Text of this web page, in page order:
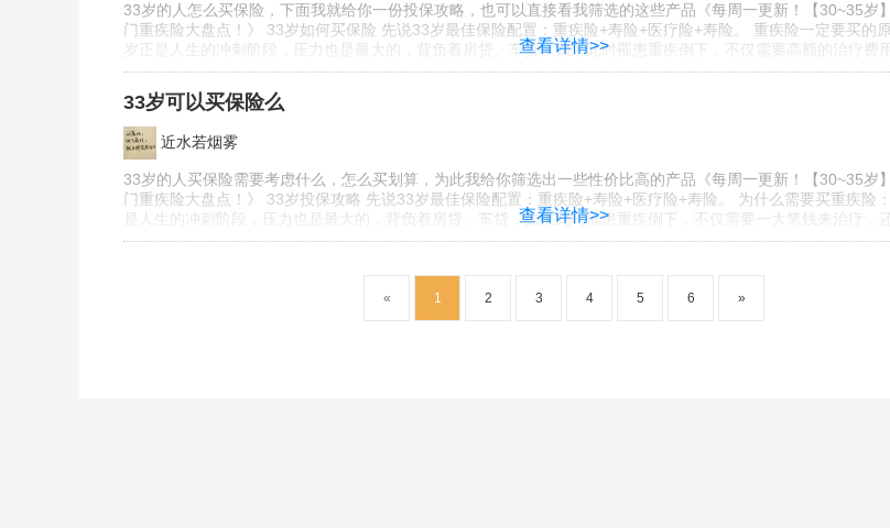
查看详情>>
33岁的人怎么买保险，下面我就给你一份投保攻略，也可以直接看我筛选的这些产品《每周一更新！【30~35岁
门重疾险大盘点！》 33岁如何买保险 先说33岁最佳保险配置：重疾险+寿险+医疗险+寿险。 重疾险一定要买的
岁正是人生的冲刺阶段，压力也是最大的，背负着房贷、车贷，如果此时罹患重疾倒下，不仅需要高额的治疗费
33岁可以买保险么
近水若烟雾
查看详情>>
33岁的人买保险需要考虑什么，怎么买划算，为此我给你筛选出一些性价比高的产品《每周一更新！【30~35岁
门重疾险大盘点！》 33岁投保攻略 先说33岁最佳保险配置：重疾险+寿险+医疗险+寿险。 为什么需要买重疾险
是人生的冲刺阶段，压力也是最大的，背负着房贷、车贷，如果此时罹患重疾倒下，不仅需要一大笔钱来治疗，
« 1 2 3 4 5 6 »